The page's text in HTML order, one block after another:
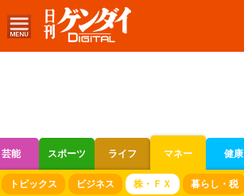
芸能 スポーツ ライフ マネー 健康
ボートレース 競輪 オートレース
トピックス ビジネス 株・ＦＸ 暮らし・税